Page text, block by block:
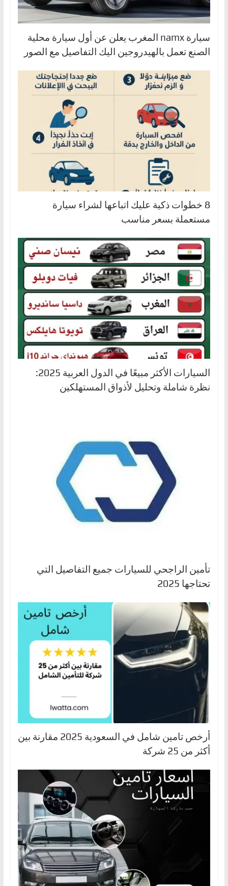
سيارة namx المغرب يعلن عن أول سيارة محلية
الصنع تعمل بالهيدروجين اليك التفاصيل مع الصور
8 خطوات ذكية عليك اتباعها لشراء سيارة
مستعملة بسعر مناسب
السيارات الأكثر مبيعًا في الدول العربية 2025:
نظرة شاملة وتحليل لأذواق المستهلكين
تأمين الراجحي للسيارات جميع التفاصيل التي
تحتاجها 2025
أرخص تامين شامل في السعودية 2025 مقارنة بين
أكثر من 25 شركة